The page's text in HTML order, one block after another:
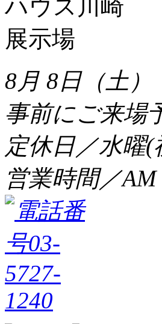
8月 8日（土）
事前にご来場
定休日／水曜
営業時間／